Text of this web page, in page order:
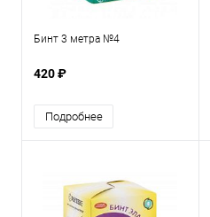
Бинт 3 метра №4
420 ₽
Подробнее